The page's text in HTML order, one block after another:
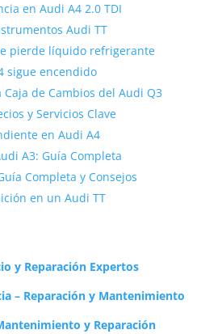
en Audi A4 2.0 TDI
Audi TT
pierde líquido refrigerante
sigue encendido
de Cambios del Audi Q3
y Servicios Clave
en Audi A4
A3: Guía Completa
Completa y Consejos
en un Audi TT
y Reparación Expertos
– Reparación y Mantenimiento
y Reparación